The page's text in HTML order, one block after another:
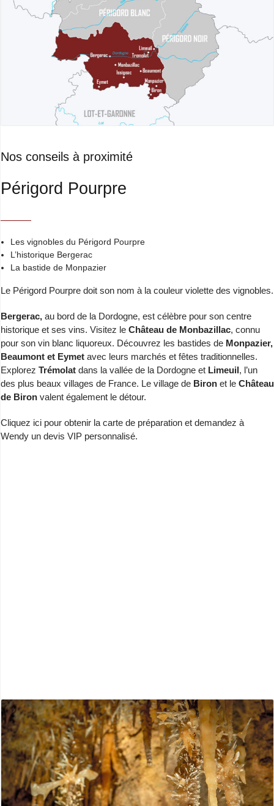
Nos conseils à proximité
Périgord Pourpre
Les vignobles du Périgord Pourpre
L’historique Bergerac
La bastide de Monpazier
Le Périgord Pourpre doit son nom à la couleur violette des vignobles.
Bergerac, au bord de la Dordogne, est célèbre pour son centre
historique et ses vins. Visitez le Château de Monbazillac, connu
pour son vin blanc liquoreux. Découvrez les bastides de Monpazier,
Beaumont et Eymet avec leurs marchés et fêtes traditionnelles.
Explorez Trémolat dans la vallée de la Dordogne et Limeuil, l’un
des plus beaux villages de France. Le village de Biron et le Château
de Biron valent également le détour.
Cliquez ici pour obtenir la carte de préparation et demandez à
Wendy un devis VIP personnalisé.